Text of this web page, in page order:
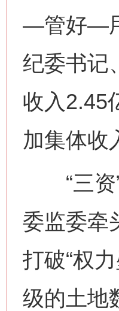
—管好—
纪委书记
收入2.45
加集体收
“三资”
委监委牵
打破“权
级的土地